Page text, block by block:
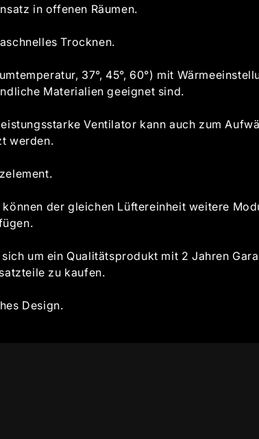
in offenen Räumen.
Trocknen.
37°, 45°, 60°) mit
Materialien geeignet sind.
Ventilator kann auch zum
werden.
der gleichen Lüftereinheit weitere
um ein Qualitätsprodukt mit 2 Jahren
zu kaufen.
Design.